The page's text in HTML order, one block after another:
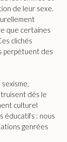
de leur sexe.
que certaines
clichés
perpétuent des
dès le
culturel
éducatifs : nous
genrées